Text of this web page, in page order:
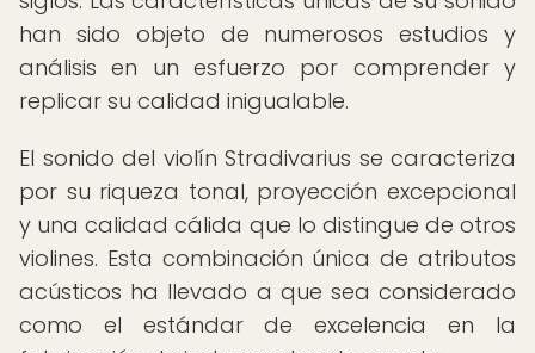
han sido objeto de numerosos estudios y
análisis en un esfuerzo por comprender y
replicar su calidad inigualable.
El sonido del violín Stradivarius se caracteriza
por su riqueza tonal, proyección excepcional
y una calidad cálida que lo distingue de otros
violines. Esta combinación única de atributos
acústicos ha llevado a que sea considerado
como el estándar de excelencia en la